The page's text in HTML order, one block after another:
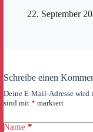
22. September
Schreibe einen
Deine E-Mail-Adresse wird
sind mit * markiert
Name *